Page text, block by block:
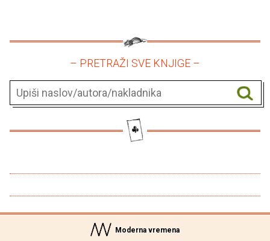
– PRETRAŽI SVE KNJIGE –
Moderna vremena